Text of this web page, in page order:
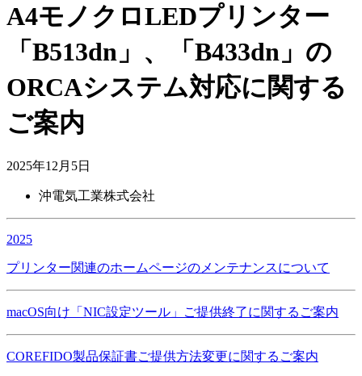
A4モノクロLEDプリンター
「B513dn」、「B433dn」の
ORCAシステム対応に関する
ご案内
2025年12月5日
沖電気工業株式会社
2025
プリンター関連のホームページのメンテナンスについて
macOS向け「NIC設定ツール」ご提供終了に関するご案内
COREFIDO製品保証書ご提供方法変更に関するご案内